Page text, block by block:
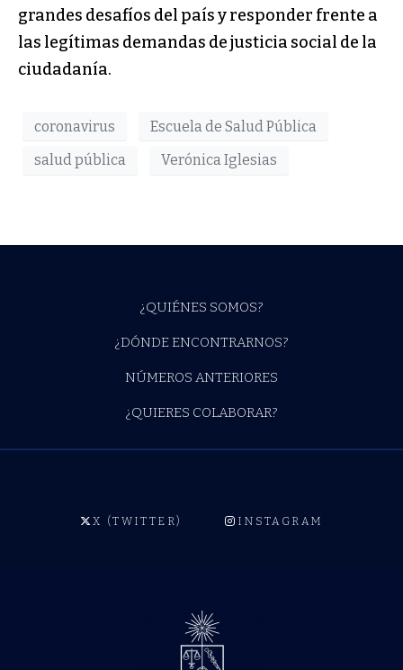
grandes desafíos del país y responder frente a
las legítimas demandas de justicia social de la
ciudadanía.
coronavirus
Escuela de Salud Pública
salud pública
Verónica Iglesias
¿QUIÉNES SOMOS?
¿DÓNDE ENCONTRARNOS?
NÚMEROS ANTERIORES
¿QUIERES COLABORAR?
X (TWITTER) INSTAGRAM